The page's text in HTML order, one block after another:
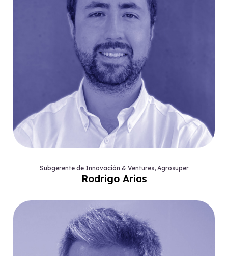
Subgerente de Innovación & Ventures, Agrosuper
Rodrigo Arias